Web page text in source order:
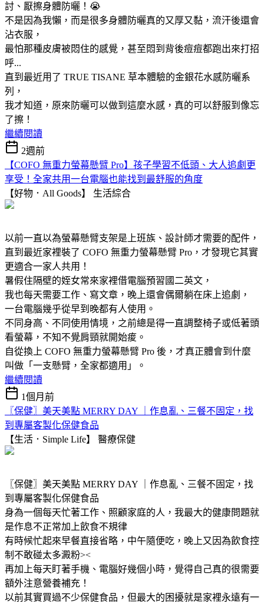
討、厭擦身體防曬！😭
不是因為我懶，而是很多身體防曬真的又厚又黏，流汗後還會
沾衣服，
最怕那種皮膚被悶住的感覺，甚至悶到背後痘痘都跑出來打招
呼...
直到最近用了 TRUE TISANE 草本體驗的金銀花水感防曬系
列，
我才知道，原來防曬可以做到這麼水感，真的可以舒服到像忘
了擦！
繼續閱讀
2週前
【COFO 無重力螢幕懸臂 Pro】孩子學習不低頭、大人追劇更
享受！全家共用一台電腦也能找到最舒服的角度
【好物．All Goods】 生活綜合
以前一直以為螢幕懸臂支架是上班族、設計師才需要的配件，
直到最近家裡裝了 COFO 無重力螢幕懸臂 Pro，才發現它其實
更適合一家人共用！
暑假住隔壁的姪女常來家裡借電腦預習國二英文，
我也每天需要工作、寫文章，晚上還會偶爾躺在床上追劇，
一台電腦幾乎從早到晚都有人使用。
不同身高、不同使用情境，之前總是得一直調整椅子或低著頭
看螢幕，不知不覺肩頸就開始痠。
自從換上 COFO 無重力螢幕懸臂 Pro 後，才真正體會到什麼
叫做「一支懸臂，全家都適用」。
繼續閱讀
1個月前
〖保健〗美天美點 MERRY DAY ｜作息亂、三餐不固定，找
到專屬客製化保健食品
【生活．Simple Life】 醫療保健
〖保健〗美天美點 MERRY DAY ｜作息亂、三餐不固定，找
到專屬客製化保健食品
身為一個每天忙著工作、照顧家庭的人，我最大的健康問題就
是作息不正常加上飲食不規律
有時候忙起來早餐直接省略，中午隨便吃，晚上又因為飲食控
制不敢碰太多澱粉><
再加上每天盯著手機、電腦好幾個小時，覺得自己真的很需要
額外注意營養補充！
以前其實買過不少保健食品，但最大的困擾就是家裡永遠有一